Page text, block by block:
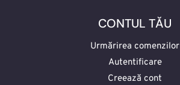
CONTUL TĂU
Urmărirea comenzilor
Autentificare
Creează cont